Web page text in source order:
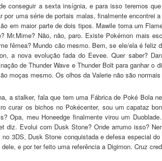
conseguir a sexta insígnia, e para isso teremos
por uma série de portais malas, finalmente encontrei
em maior parte de dois tipos. Mawile toma um
Mr.Mime? Não, não, paro. Existe Pokémon mais
fêmea? Mundo cão mesmo. Bem, se ele/ela é
a nova evolução fada do Eevee. Quer saber?
de Thunder Wave e Thunder Bolt para ganhar
moças mesmo. Os olhos da Valerie não são
a stalker, fala que tem uma Fábrica de Poké Bola
curar os bichos no Pokécenter, sou um capataz
Opa, meu Honeedge finalmente virou um
diz. Evolui com Dusk Stone? Onde arrumo isso?
3DS, Dusk Stone conquistada e defesa especial
e por ter feito uma referência a Digimon. Cruz